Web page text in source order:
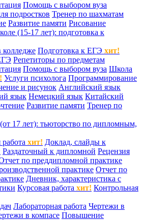
Помощь с выбором вуза
подростков Тренер по шахматам
Развитие памяти Рисование
(15-17 лет): подготовка к
колледже Подготовка к ЕГЭ хит!
Репетиторы по предметам
Помощь с выбором вуза Школа
Услуги психолога Программирование
и рисунок Английский язык
язык Немецкий язык Китайский
Развитие памяти Тренер по
17 лет): тьюторство по дипломным,
хит! Доклад, слайды к
Раздаточный к дипломной Рецензия
по преддипломной практике
практике Отчет по
Дневник, характеристика с
Курсовая работа хит! Контрольная
Лабораторная работа Чертежи в
в компасе Повышение